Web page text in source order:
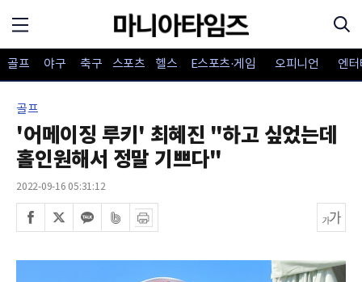
골프 야구 축구 스포츠 헬스 E스포츠·게임 오피니언 엔
골프
'어메이징 루키' 최혜진 "하고 싶었는데
홀인원해서 정말 기쁘다"
2022-09-16 05:31:12